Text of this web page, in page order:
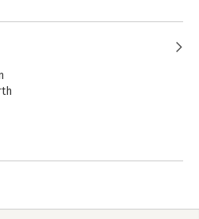
bedrijven werkte. In 2003
van de pioniers in Nederland op het
van duurzame marketing.
Bart